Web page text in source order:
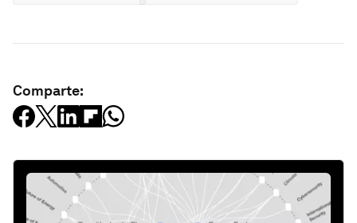
Comparte: